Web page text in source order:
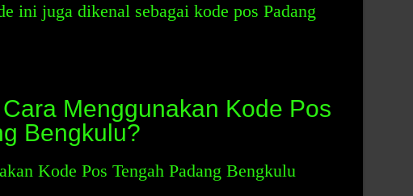
ini juga dikenal sebagai kode pos Padang
Menggunakan Kode Pos
Bengkulu?
Kode Pos Tengah Padang Bengkulu